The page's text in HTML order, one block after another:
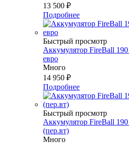
13 500 ₽
Подробнее
Быстрый просмотр
Аккумулятор FireBall
евро
Много
14 950 ₽
Подробнее
Быстрый просмотр
Аккумулятор FireBall
(пер.вт)
Много